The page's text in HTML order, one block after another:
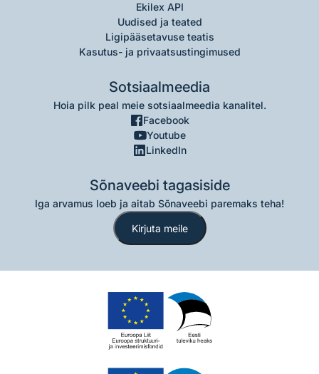
Ekilex API
Uudised ja teated
Ligipääsetavuse teatis
Kasutus- ja privaatsustingimused
Sotsiaalmeedia
Hoia pilk peal meie sotsiaalmeedia kanalitel.
Facebook
Youtube
LinkedIn
Sõnaveebi tagasiside
Iga arvamus loeb ja aitab Sõnaveebi paremaks teha!
Kirjuta meile